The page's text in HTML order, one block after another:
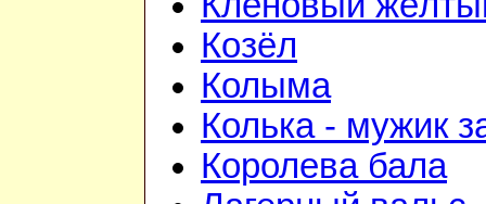
Козёл
Колыма
Колька - мужик
Королева бала